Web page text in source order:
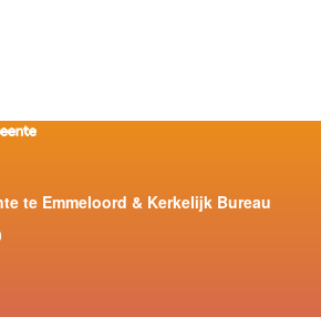
te Emmeloord & Kerkelijk Bureau